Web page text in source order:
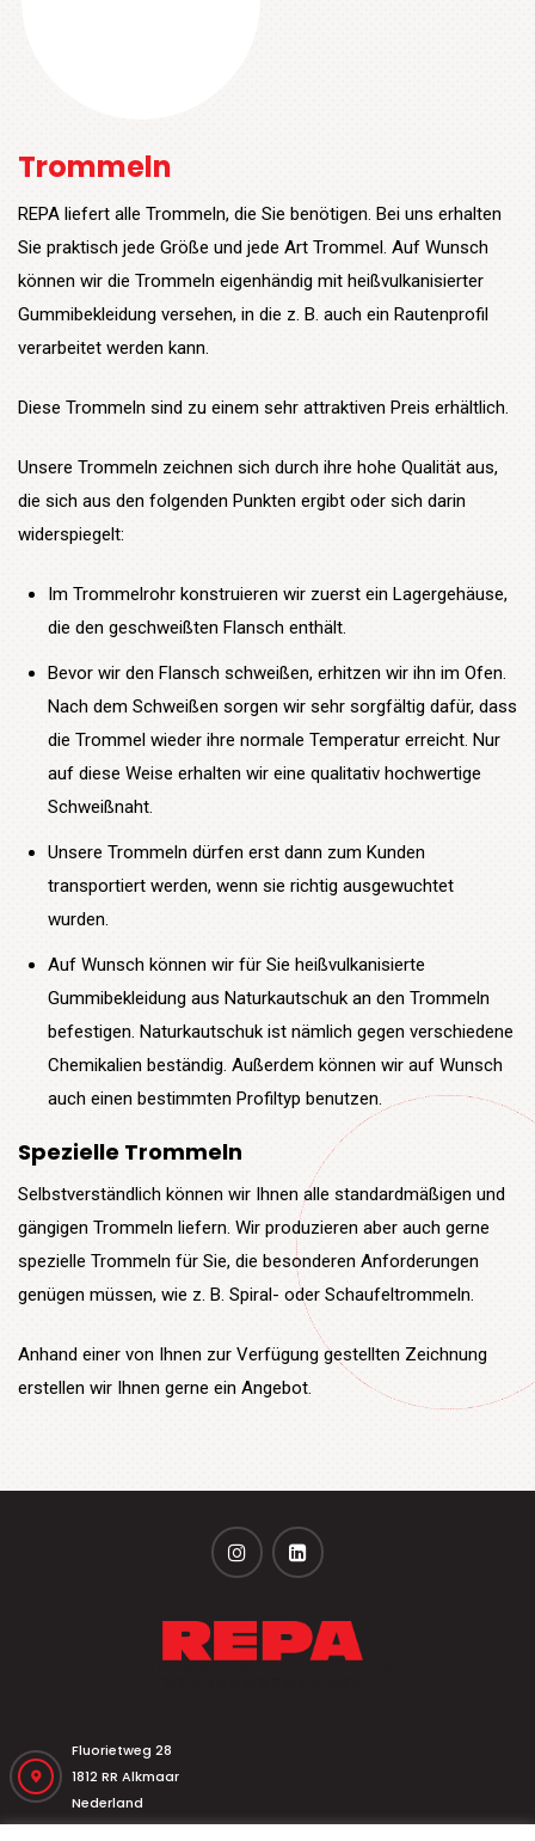
Trommeln
REPA liefert alle Trommeln, die Sie benötigen. Bei uns erhalten
Sie praktisch jede Größe und jede Art Trommel. Auf Wunsch
können wir die Trommeln eigenhändig mit heißvulkanisierter
Gummibekleidung versehen, in die z. B. auch ein Rautenprofil
verarbeitet werden kann.
Diese Trommeln sind zu einem sehr attraktiven Preis erhältlich.
Unsere Trommeln zeichnen sich durch ihre hohe Qualität aus,
die sich aus den folgenden Punkten ergibt oder sich darin
widerspiegelt:
Im Trommelrohr konstruieren wir zuerst ein Lagergehäuse,
die den geschweißten Flansch enthält.
Bevor wir den Flansch schweißen, erhitzen wir ihn im Ofen.
Nach dem Schweißen sorgen wir sehr sorgfältig dafür, dass
die Trommel wieder ihre normale Temperatur erreicht. Nur
auf diese Weise erhalten wir eine qualitativ hochwertige
Schweißnaht.
Unsere Trommeln dürfen erst dann zum Kunden
transportiert werden, wenn sie richtig ausgewuchtet
wurden.
Auf Wunsch können wir für Sie heißvulkanisierte
Gummibekleidung aus Naturkautschuk an den Trommeln
befestigen. Naturkautschuk ist nämlich gegen verschiedene
Chemikalien beständig. Außerdem können wir auf Wunsch
auch einen bestimmten Profiltyp benutzen.
Spezielle Trommeln
Selbstverständlich können wir Ihnen alle standardmäßigen und
gängigen Trommeln liefern. Wir produzieren aber auch gerne
spezielle Trommeln für Sie, die besonderen Anforderungen
genügen müssen, wie z. B. Spiral- oder Schaufeltrommeln.
Anhand einer von Ihnen zur Verfügung gestellten Zeichnung
erstellen wir Ihnen gerne ein Angebot.
Fluorietweg 28
1812 RR Alkmaar
Nederland